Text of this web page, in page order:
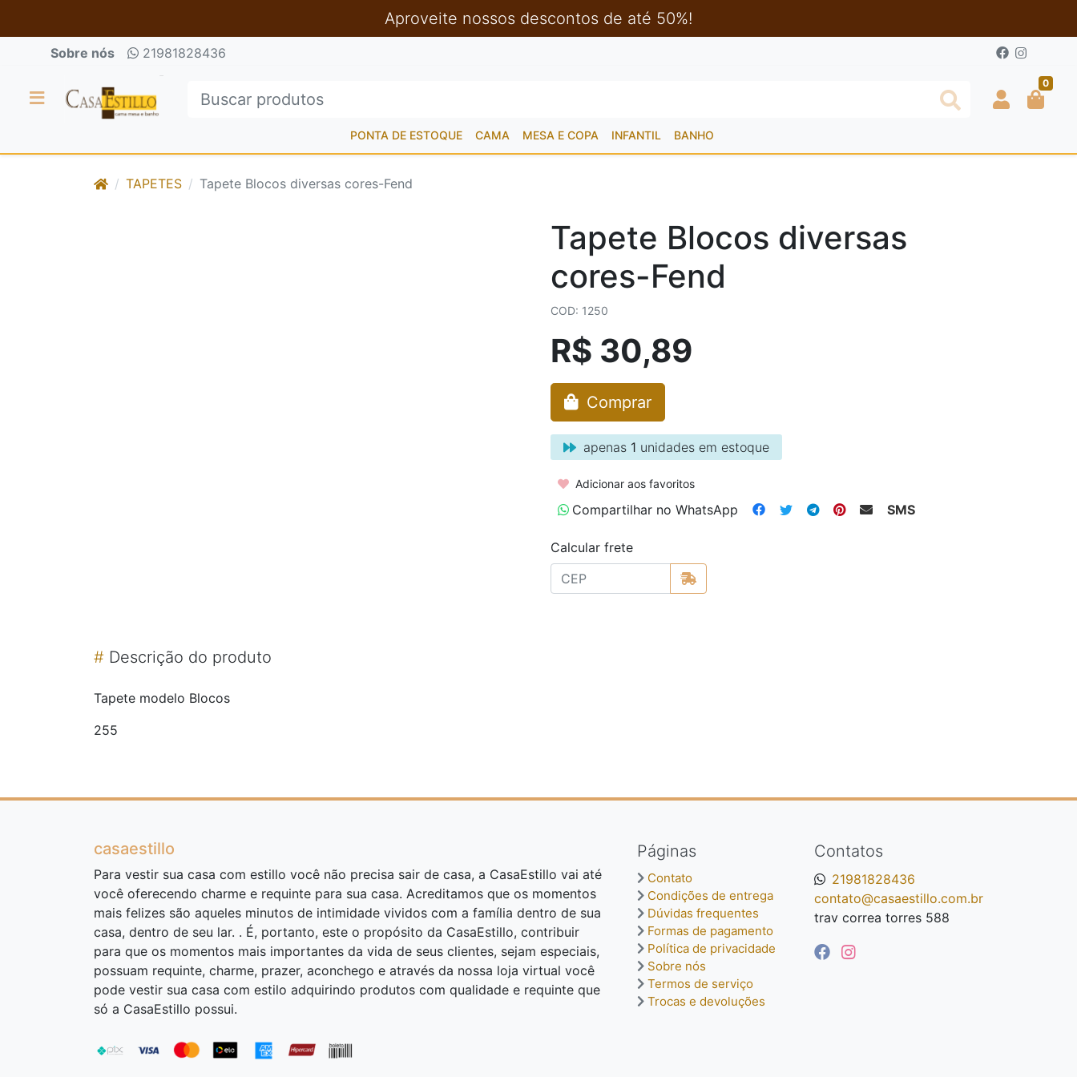
Aproveite nossos descontos de até 50%!
Sobre nós 21981828436
0
PONTA DE ESTOQUE CAMA MESA E COPA INFANTIL BANHO
TAPETES Tapete Blocos diversas cores-Fend
Tapete Blocos diversas
cores-Fend
COD: 1250
R$ 30,89
Comprar
apenas 1 unidades em estoque
Adicionar aos favoritos
Compartilhar no WhatsApp SMS
Calcular frete
# Descrição do produto
Tapete modelo Blocos
255
Contatos
21981828436
contato@casaestillo.com.br
trav correa torres 588
Páginas
Contato
Condições de entrega
Dúvidas frequentes
Formas de pagamento
Política de privacidade
Sobre nós
Termos de serviço
Trocas e devoluções
casaestillo
Para vestir sua casa com estillo você não precisa sair de casa, a CasaEstillo vai até
você oferecendo charme e requinte para sua casa. Acreditamos que os momentos
mais felizes são aqueles minutos de intimidade vividos com a família dentro de sua
casa, dentro de seu lar. . É, portanto, este o propósito da CasaEstillo, contribuir
para que os momentos mais importantes da vida de seus clientes, sejam especiais,
possuam requinte, charme, prazer, aconchego e através da nossa loja virtual você
pode vestir sua casa com estilo adquirindo produtos com qualidade e requinte que
só a CasaEstillo possui.